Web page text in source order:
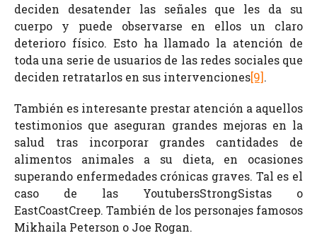
deciden desatender las señales que les da su
cuerpo y puede observarse en ellos un claro
deterioro físico. Esto ha llamado la atención de
toda una serie de usuarios de las redes sociales que
deciden retratarlos en sus intervenciones[9].
También es interesante prestar atención a aquellos
testimonios que aseguran grandes mejoras en la
salud tras incorporar grandes cantidades de
alimentos animales a su dieta, en ocasiones
superando enfermedades crónicas graves. Tal es el
caso de las YoutubersStrongSistas o
EastCoastCreep. También de los personajes famosos
Mikhaila Peterson o Joe Rogan.